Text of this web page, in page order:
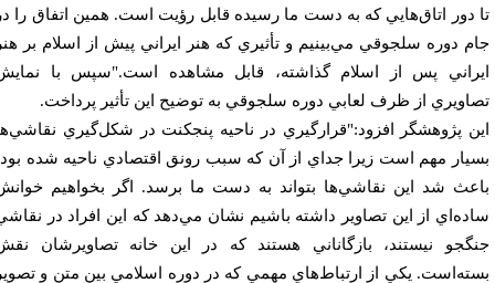
دور اتاق‌هايي كه به دست ما رسيده قابل رؤيت است. همين اتفاق را در
دوره سلجوقي مي‌بينيم و تأثيري كه هنر ايراني پيش از اسلام بر هنر
پس از اسلام گذاشته، قابل مشاهده است."سپس با نمايش
از ظرف لعابي دوره سلجوقي به توضيح اين تأثير پرداخت.
پژوهشگر افزود:"قرارگيري در ناحيه پنجكنت در شكل‌گيري نقاشي‌ها
مهم است زيرا جداي از آن كه سبب رونق اقتصادي ناحيه شده بود،
شد اين نقاشي‌ها بتواند به دست ما برسد. اگر بخواهيم خوانش
از اين تصاوير داشته باشيم نشان مي‌دهد كه اين افراد در نقاشي
نيستند، بازگاناني هستند كه در اين خانه تصاويرشان نقش
يكي از ارتباط‌هاي مهمي كه در دوره اسلامي بين متن و تصوير